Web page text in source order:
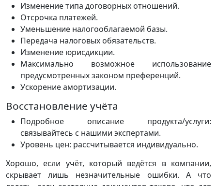
Изменение типа договорных отношений.
Отсрочка платежей.
Уменьшение налогооблагаемой базы.
Передача налоговых обязательств.
Изменение юрисдикции.
Максимально возможное использование
предусмотренных законом преференций.
Ускорение амортизации.
Восстановление учёта
Подробное описание продукта/услуги:
связывайтесь с нашими экспертами.
Уровень цен: рассчитывается индивидуально.
Хорошо, если учёт, который ведётся в компании,
скрывает лишь незначительные ошибки. А что